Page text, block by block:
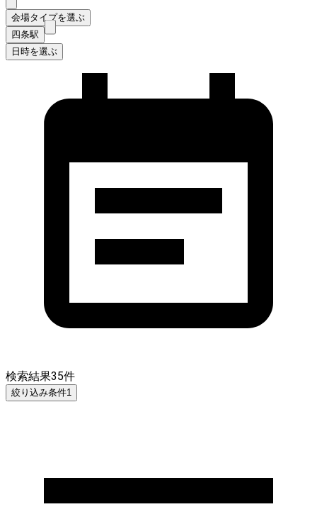
会場タイプを選ぶ
四条駅
日時を選ぶ
検索結果35件
絞り込み条件1